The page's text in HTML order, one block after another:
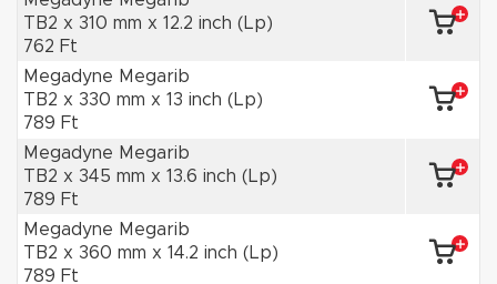
TB2 x 310 mm x 12.2 inch (Lp)
762 Ft
Megadyne Megarib
TB2 x 330 mm x 13 inch (Lp)
789 Ft
Megadyne Megarib
TB2 x 345 mm x 13.6 inch (Lp)
789 Ft
Megadyne Megarib
TB2 x 360 mm x 14.2 inch (Lp)
789 Ft